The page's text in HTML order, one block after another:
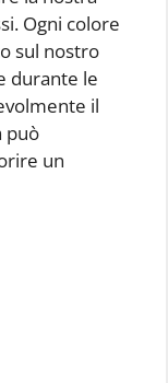
Ogni colore
sul nostro
durante le
il
può
un